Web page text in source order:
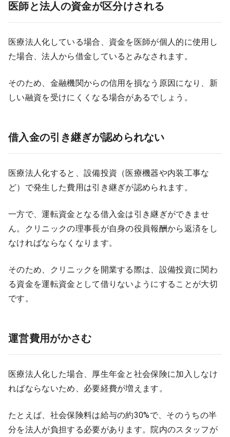
医師と法人の資金が区分けされる
医療法人化している場合、資金を医師が個人的に使用し
た場合、法人から借金しているとみなされます。
そのため、金融機関からの信用を損なう原因になり、新
しい融資を受けにくくなる場合があるでしょう。
借入金の引き継ぎが認められない
医療法人化すると、設備投資（医療機器や内装工事な
ど）で発生した費用は引き継ぎが認められます。
一方で、運転資金となる借入金は引き継ぎができませ
ん。クリニックの理事長が自身の役員報酬から返済をし
なければならなくなります。
そのため、クリニックを開業する際は、設備投資に関わ
る資金を運転資金として借りないようにすることが大切
です。
運営費用がかさむ
医療法人化した場合、厚生年金と社会保険に加入しなけ
ればならないため、必要経費が増えます。
たとえば、社会保険料は給与の約30%で、そのうちの半
分を法人が負担する必要があります。院内のスタッフが